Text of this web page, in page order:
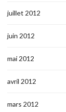
juillet 2012
juin 2012
mai 2012
avril 2012
mars 2012